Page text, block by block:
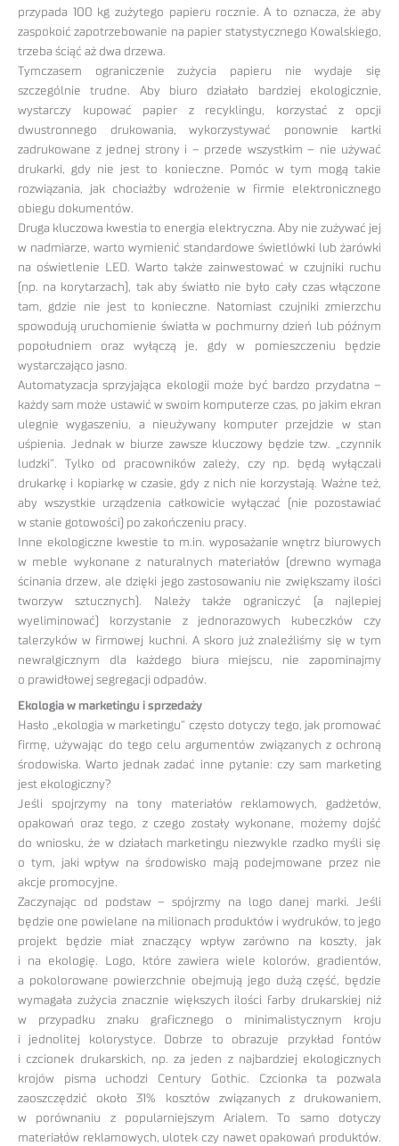
przypada 100 kg zużytego papieru rocznie. A to oznacza, że aby
zaspokoić zapotrzebowanie na papier statystycznego Kowalskiego,
trzeba ściąć aż dwa drzewa.
Tymczasem ograniczenie zużycia papieru nie wydaje się
szczególnie trudne. Aby biuro działało bardziej ekologicznie,
wystarczy kupować papier z recyklingu, korzystać z opcji
dwustronnego drukowania, wykorzystywać ponownie kartki
zadrukowane z jednej strony i – przede wszystkim – nie używać
drukarki, gdy nie jest to konieczne. Pomóc w tym mogą takie
rozwiązania, jak chociażby wdrożenie w firmie elektronicznego
obiegu dokumentów.
Druga kluczowa kwestia to energia elektryczna. Aby nie zużywać jej
w nadmiarze, warto wymienić standardowe świetlówki lub żarówki
na oświetlenie LED. Warto także zainwestować w czujniki ruchu
(np. na korytarzach), tak aby światło nie było cały czas włączone
tam, gdzie nie jest to konieczne. Natomiast czujniki zmierzchu
spowodują uruchomienie światła w pochmurny dzień lub późnym
popołudniem oraz wyłączą je, gdy w pomieszczeniu będzie
wystarczająco jasno.
Automatyzacja sprzyjająca ekologii może być bardzo przydatna –
każdy sam może ustawić w swoim komputerze czas, po jakim ekran
ulegnie wygaszeniu, a nieużywany komputer przejdzie w stan
uśpienia. Jednak w biurze zawsze kluczowy będzie tzw. „czynnik
ludzki”. Tylko od pracowników zależy, czy np. będą wyłączali
drukarkę i kopiarkę w czasie, gdy z nich nie korzystają. Ważne też,
aby wszystkie urządzenia całkowicie wyłączać (nie pozostawiać
w stanie gotowości) po zakończeniu pracy.
Inne ekologiczne kwestie to m.in. wyposażanie wnętrz biurowych
w meble wykonane z naturalnych materiałów (drewno wymaga
ścinania drzew, ale dzięki jego zastosowaniu nie zwiększamy ilości
tworzyw sztucznych). Należy także ograniczyć (a najlepiej
wyeliminować) korzystanie z jednorazowych kubeczków czy
talerzyków w firmowej kuchni. A skoro już znaleźliśmy się w tym
newralgicznym dla każdego biura miejscu, nie zapominajmy
o prawidłowej segregacji odpadów.
Ekologia w marketingu i sprzedaży
Hasło „ekologia w marketingu” często dotyczy tego, jak promować
firmę, używając do tego celu argumentów związanych z ochroną
środowiska. Warto jednak zadać inne pytanie: czy sam marketing
jest ekologiczny?
Jeśli spojrzymy na tony materiałów reklamowych, gadżetów,
opakowań oraz tego, z czego zostały wykonane, możemy dojść
do wniosku, że w działach marketingu niezwykle rzadko myśli się
o tym, jaki wpływ na środowisko mają podejmowane przez nie
akcje promocyjne.
Zaczynając od podstaw – spójrzmy na logo danej marki. Jeśli
będzie one powielane na milionach produktów i wydruków, to jego
projekt będzie miał znaczący wpływ zarówno na koszty, jak
i na ekologię. Logo, które zawiera wiele kolorów, gradientów,
a pokolorowane powierzchnie obejmują jego dużą część, będzie
wymagała zużycia znacznie większych ilości farby drukarskiej niż
w przypadku znaku graficznego o minimalistycznym kroju
i jednolitej kolorystyce. Dobrze to obrazuje przykład fontów
i czcionek drukarskich, np. za jeden z najbardziej ekologicznych
krojów pisma uchodzi Century Gothic. Czcionka ta pozwala
zaoszczędzić około 31% kosztów związanych z drukowaniem,
w porównaniu z popularniejszym Arialem. To samo dotyczy
materiałów reklamowych, ulotek czy nawet opakowań produktów.